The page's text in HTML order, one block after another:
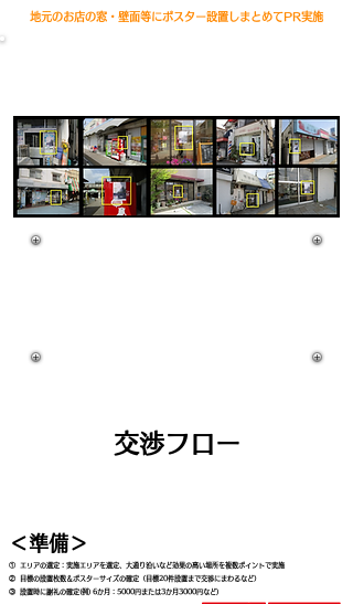
地元のお店の窓・壁面等にポスター設置しまとめてPR実施
・地域の住民に対し物件告知の強いアピールが可能
​交渉フロー
＜準備＞
① エリアの選定：実施エリアを選定、大通り沿いなど効果の高い場所を複数ポイントで実施
② 目標の設置枚数＆ポスターサイズの確定（目標20件設置まで交渉にまわるなど）
③ 設置時に謝礼の確定(例) 6か月：5000円または3か月3000円など)